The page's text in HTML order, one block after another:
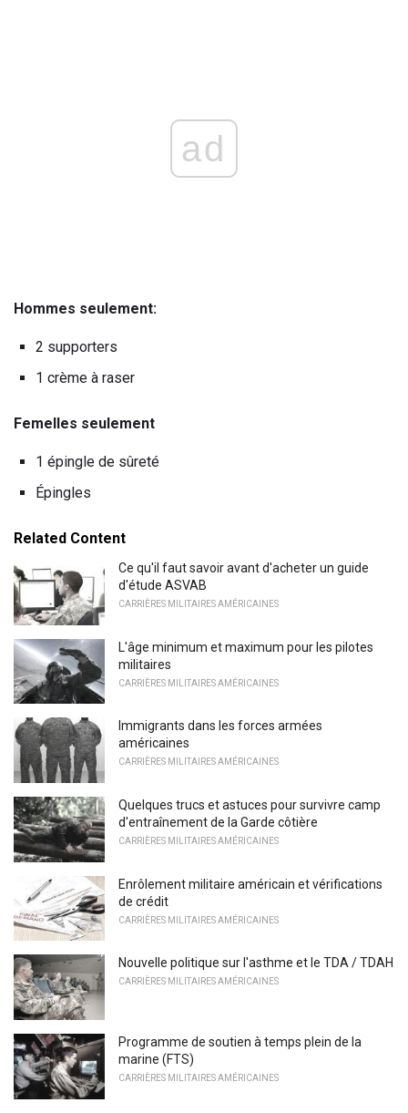
ad
Hommes seulement:
2 supporters
1 crème à raser
Femelles seulement
1 épingle de sûreté
Épingles
Related Content
Ce qu'il faut savoir avant d'acheter un guide
d'étude ASVAB
CARRIÈRES MILITAIRES AMÉRICAINES
L'âge minimum et maximum pour les pilotes
militaires
CARRIÈRES MILITAIRES AMÉRICAINES
Immigrants dans les forces armées
américaines
CARRIÈRES MILITAIRES AMÉRICAINES
Quelques trucs et astuces pour survivre camp
d'entraînement de la Garde côtière
CARRIÈRES MILITAIRES AMÉRICAINES
Enrôlement militaire américain et vérifications
de crédit
CARRIÈRES MILITAIRES AMÉRICAINES
Nouvelle politique sur l'asthme et le TDA / TDAH
CARRIÈRES MILITAIRES AMÉRICAINES
Programme de soutien à temps plein de la
marine (FTS)
CARRIÈRES MILITAIRES AMÉRICAINES